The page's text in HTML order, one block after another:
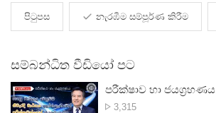
පිටුපස නැරඹීම සම්පූර්ණ කිරීම
සම්බන්ධිත වීඩියෝ පට
පරීක්ෂාව හා ජයග්‍රහණය
නැරඹූ
3,315